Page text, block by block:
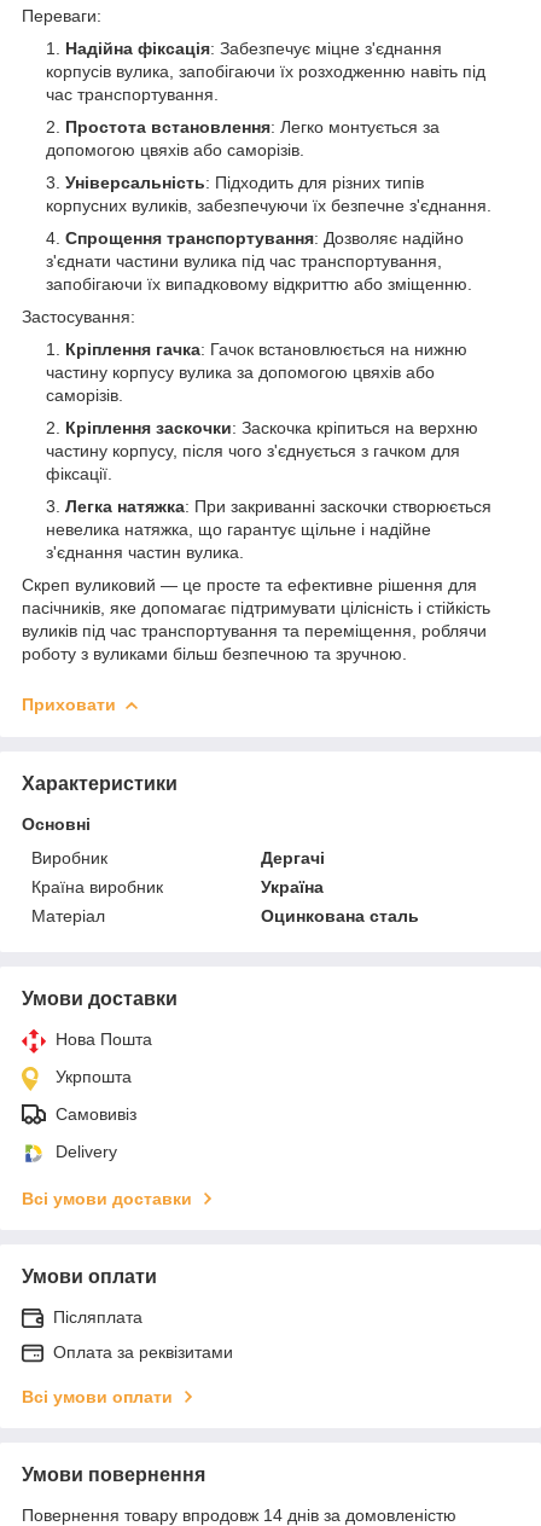
Переваги:
Надійна фіксація: Забезпечує міцне з'єднання
корпусів вулика, запобігаючи їх розходженню навіть під
час транспортування.
Простота встановлення: Легко монтується за
допомогою цвяхів або саморізів.
Універсальність: Підходить для різних типів
корпусних вуликів, забезпечуючи їх безпечне з'єднання.
Спрощення транспортування: Дозволяє надійно
з'єднати частини вулика під час транспортування,
запобігаючи їх випадковому відкриттю або зміщенню.
Застосування:
Кріплення гачка: Гачок встановлюється на нижню
частину корпусу вулика за допомогою цвяхів або
саморізів.
Кріплення заскочки: Заскочка кріпиться на верхню
частину корпусу, після чого з'єднується з гачком для
фіксації.
Легка натяжка: При закриванні заскочки створюється
невелика натяжка, що гарантує щільне і надійне
з'єднання частин вулика.
Скреп вуликовий — це просте та ефективне рішення для
пасічників, яке допомагає підтримувати цілісність і стійкість
вуликів під час транспортування та переміщення, роблячи
роботу з вуликами більш безпечною та зручною.
Приховати
Характеристики
Основні
Виробник
Дергачі
Країна виробник
Україна
Матеріал
Оцинкована сталь
Умови доставки
Нова Пошта
Укрпошта
Самовивіз
Delivery
Всі умови доставки
Умови оплати
Післяплата
Оплата за реквізитами
Всі умови оплати
Умови повернення
Повернення товару впродовж 14 днів за домовленістю